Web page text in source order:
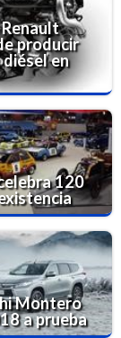
producir
en
120
Montero
a prueba